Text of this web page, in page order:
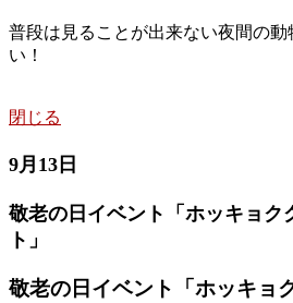
普段は見ることが出来ない夜間の動
い！
閉じる
9月13日
敬老の日イベント「ホッキョク
ト」
敬老の日イベント「ホッキョ